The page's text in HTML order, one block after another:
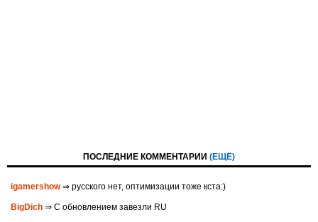
ПОСЛЕДНИЕ КОММЕНТАРИИ (ЕЩЁ)
igamershow⇒ русского нет, оптимизации тоже кста:)
BigDich ⇒ С обновлением завезли RU